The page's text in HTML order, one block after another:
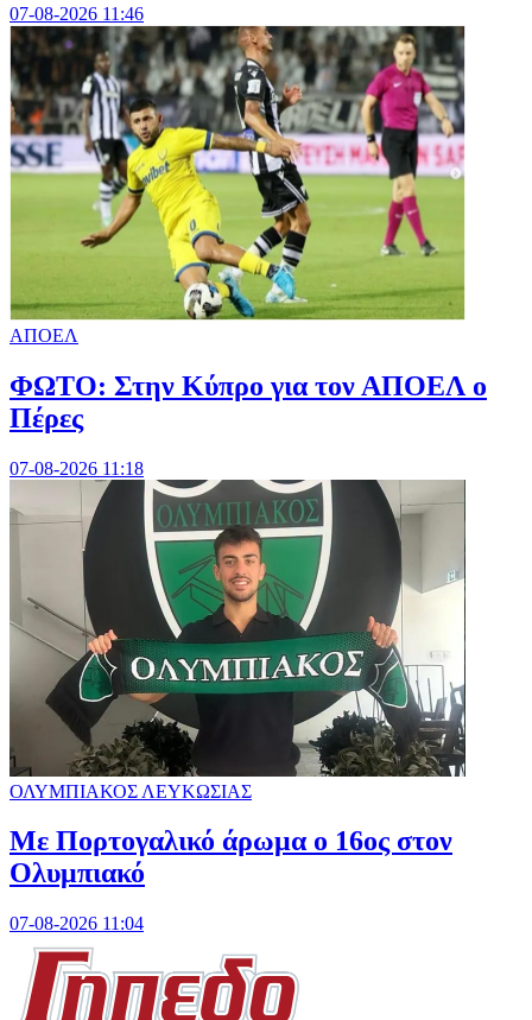
07-08-2026 11:46
ΑΠΟΕΛ
ΦΩΤΟ: Στην Κύπρο για τον ΑΠΟΕΛ ο
Πέρες
07-08-2026 11:18
ΟΛΥΜΠΙΑΚΟΣ ΛΕΥΚΩΣΙΑΣ
Με Πορτογαλικό άρωμα ο 16ος στον
Ολυμπιακό
07-08-2026 11:04